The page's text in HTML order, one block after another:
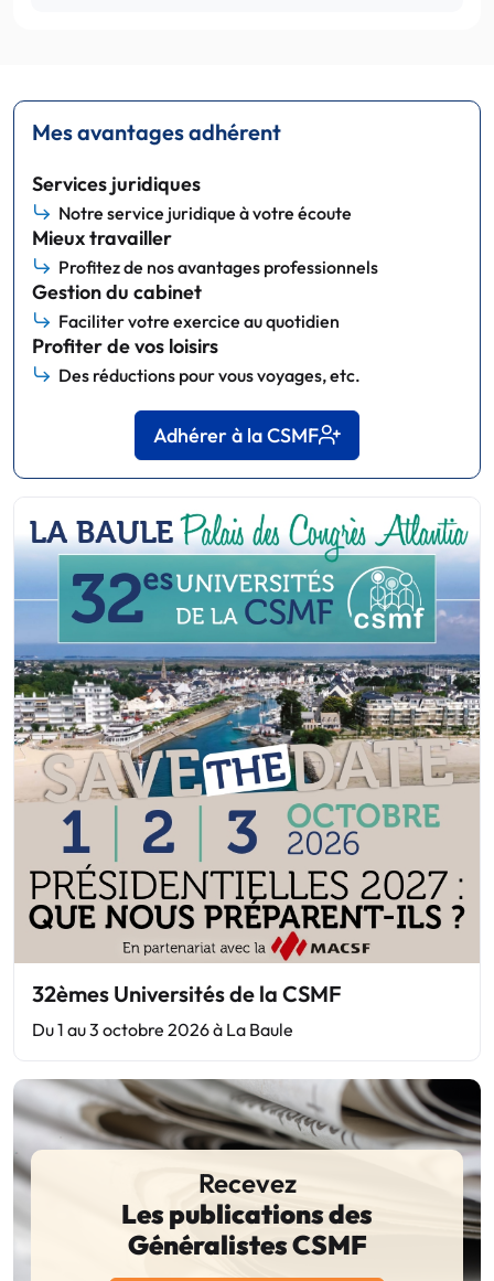
Mes avantages adhérent
Services juridiques
Notre service juridique à votre écoute
Mieux travailler
Profitez de nos avantages professionnels
Gestion du cabinet
Faciliter votre exercice au quotidien
Profiter de vos loisirs
Des réductions pour vous voyages, etc.
Adhérer à la CSMF
32èmes Universités de la CSMF
Du 1 au 3 octobre 2026 à La Baule
Recevez
Les publications des
Généralistes CSMF